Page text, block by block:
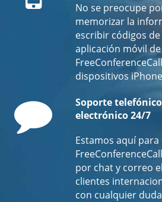
No se preocupe
memorizar la
escribir códigos
aplicación móvil de
dispositivos
Comment
Soporte
electrónico 24/7
Estamos aquí para
por chat y correo
clientes
con cualquier